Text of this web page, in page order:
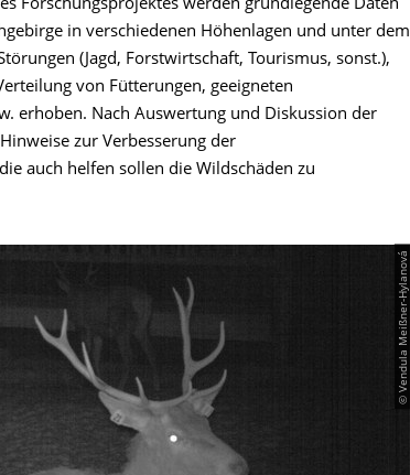
Forschungsprojektes werden grundlegende Daten
in verschiedenen Höhenlagen und unter dem
(Jagd, Forstwirtschaft, Tourismus, sonst.),
von Fütterungen, geeigneten
erhoben. Nach Auswertung und Diskussion der
zur Verbesserung der
auch helfen sollen die Wildschäden zu
© Vendula Meißner-Hylanová